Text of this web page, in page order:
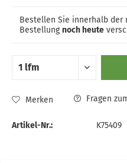
Bestellen Sie innerhalb der
Bestellungnoch heute
Merken Fragen
Artikel-Nr.: K75409